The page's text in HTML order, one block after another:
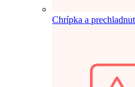
Chrípka a